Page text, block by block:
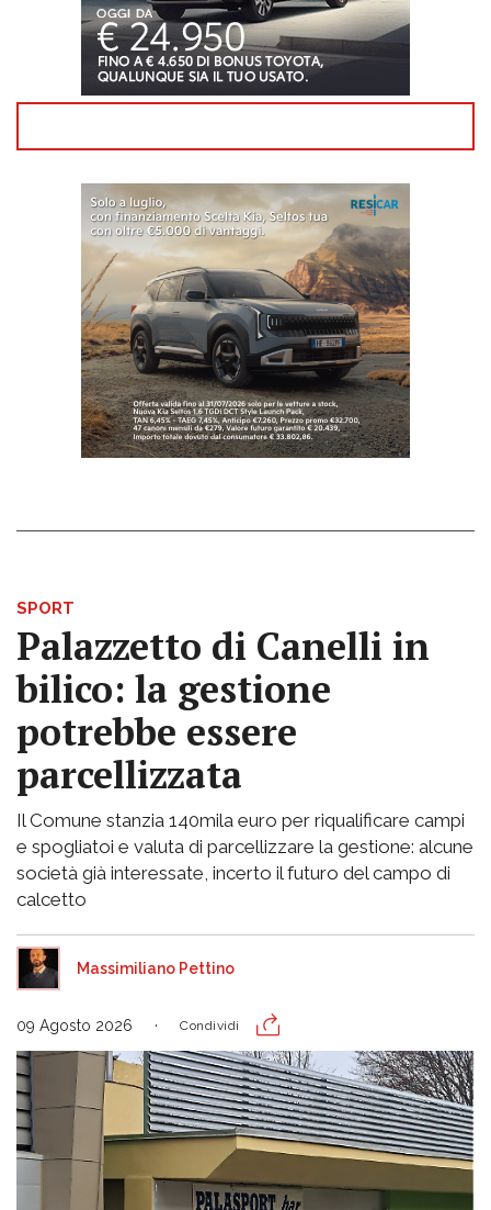
SPORT
Palazzetto di Canelli in
bilico: la gestione
potrebbe essere
parcellizzata
Il Comune stanzia 140mila euro per riqualificare campi
e spogliatoi e valuta di parcellizzare la gestione: alcune
società già interessate, incerto il futuro del campo di
calcetto
Massimiliano Pettino
09 Agosto 2026 Condividi